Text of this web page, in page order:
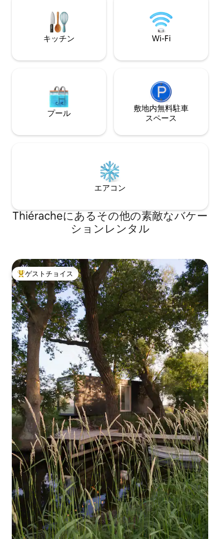
ーロでシャンパンとイチゴのボトルが付
いています！ 🌹🥂🍓
キッチン Wi-Fi
プール
敷地内無料駐⁠車
ス⁠ペ⁠ー⁠ス
エアコン
Thiéracheにあるその他の素敵なバケー
ションレンタル
大好評のゲストチョイスです。
ゲストチョイス